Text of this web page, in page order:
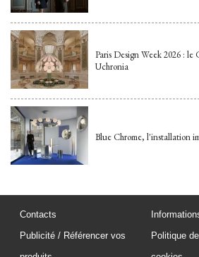
Paris Design Week 2026 : le
Uchronia
Blue Chrome, l'installation
Contacts
Publicité / Référencer vos
Politique